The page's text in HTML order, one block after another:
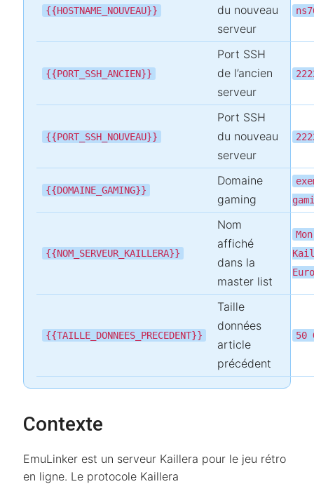
{{HOSTNAME_NOUVEAU}}
du nouveau
serveur
{{PORT_SSH_ANCIEN}}
Port SSH
de l’ancien
serveur
{{PORT_SSH_NOUVEAU}}
Port SSH
du nouveau
serveur
{{DOMAINE_GAMING}}
Domaine
gaming
{{NOM_SERVEUR_KAILLERA}}
Nom
affiché
dans la
master list
{{TAILLE_DONNEES_PRECEDENT}}
Taille
données
article
précédent
50
Contexte
EmuLinker est un serveur Kaillera pour le jeu rétro
en ligne. Le protocole Kaillera